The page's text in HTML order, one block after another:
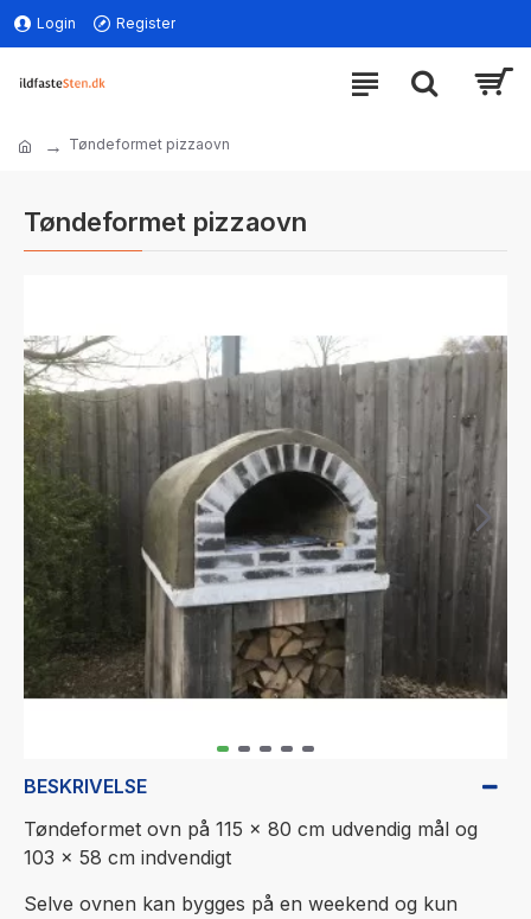
Login Register
Tøndeformet pizzaovn
Tøndeformet pizzaovn
BESKRIVELSE
Tøndeformet ovn på 115 x 80 cm udvendig mål og
103 x 58 cm indvendigt
Selve ovnen kan bygges på en weekend og kun